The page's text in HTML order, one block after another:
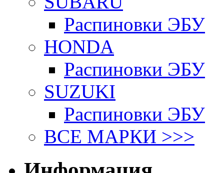
Распиновки ЭБУ
HONDA
Распиновки ЭБУ
SUZUKI
Распиновки ЭБУ
ВСЕ МАРКИ >>>